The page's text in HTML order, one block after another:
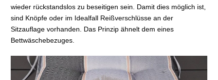
wieder rückstandslos zu beseitigen sein. Damit dies möglich ist,
sind Knöpfe oder im Idealfall Reißverschlüsse an der
Sitzauflage vorhanden. Das Prinzip ähnelt dem eines
Bettwäschebezuges.